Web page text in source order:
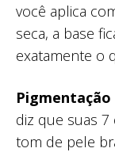
você aplica
seca, a base
exatamente o
diz que suas
tom de pele